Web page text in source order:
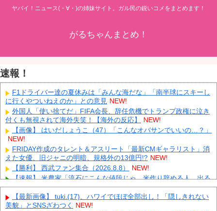
ヤバイ！ニュース(・∀・)の姉妹サイト。ガル民の鋭いコメをまとめます！
がるちゃんまとめ！
速報！
F1ドライバー達の夏休みは「みんな海だな」「南半球にスキーし
に行くやついねえのか」との意見 NEW!
外国人「使い捨てだ」FIFA会長、辞任危機でトランプ政権に泣き
付くも無視されて海外失笑！【海外の反応】
NEW!
【画像】 はいだしょうこ（47）「こんなオバサンでいいの…？」
NEW!
FRIDAY作成のタレント＆アスリート「最新CMギャラリスト」消
えた女優、旧ジャニの明暗、規格外の13億円!? NEW!
【勝利】 西武ファン集合（2026.8.8）
NEW!
【速報】 米農家「流石にこんな値段じゃ、米作り辞める人、出る
んじゃないかなあ？？」 NEW!
【悲報】 中国、橋の欄干が強風一発で粉々に 鉄筋ゼロ 当局「接
着剤でくっつけただけ」「正常で、品質問題はない」
【最新画像】 tuki.(17)、ハワイでほぼ全部出し！「隠しきれない
美貌」とSNSざわつく
NEW!